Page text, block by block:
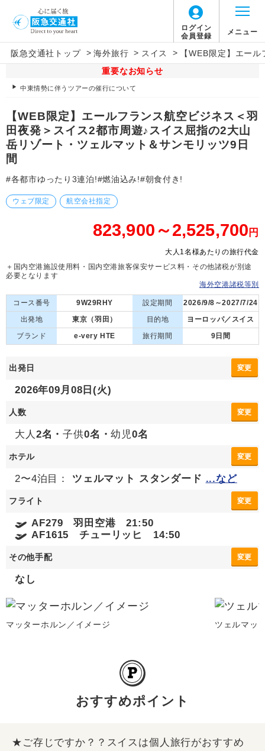
ログイン
会員登録
メニュー
阪急交通社トップ > 海外旅行 > スイス >
【WEB限定】エー
重要なお知らせ
中東情勢に伴うツアーの催行について
【WEB限定】エールフランス航空ビジネス＜羽
田夜発＞スイス2都市周遊♪スイス屈指の2大山
岳リゾート・ツェルマット＆サンモリッツ9日
間
#各都市ゆったり3連泊!#燃油込み!#朝食付き!
ウェブ限定 航空会社指定
823,900～2,525,700 円
大人1名様あたりの旅行代金
＋国内空港施設使用料・国内空港旅客保安サービス料・その他諸税が別途
必要となります
海外空港諸税等別
コース番号 9W29RHY 設定期間
2026/9/8～2027/7/24
出発地
東京（羽田） 目的地
ヨーロッパ／スイス
ブランド
e-very HTE 旅行期間 9日間
出発日 変更
2026年09月08日(火)
人数 変更
大人 2名・子供0名・幼児0名
ホテル 変更
2〜4泊目： ツェルマット スタンダード ...など
フライト 変更
AF279 羽田空港 21:50
AF1615 チューリッヒ 14:50
その他手配 変更
なし
マッターホルン／イメージ ツェルマッ
おすすめポイント
★ご存じですか？？スイスは個人旅行がおすすめ